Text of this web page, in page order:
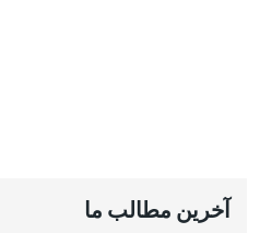
آخرین مطالب ما